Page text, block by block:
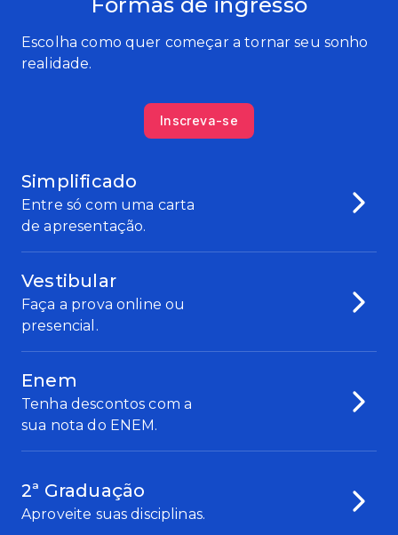
Escolha como quer começar a tornar seu sonho
realidade.
Inscreva-se
Simplificado
Entre só com uma carta
de apresentação.
Vestibular
Faça a prova online ou
presencial.
Enem
Tenha descontos com a
sua nota do ENEM.
2ª Graduação
Aproveite suas disciplinas.